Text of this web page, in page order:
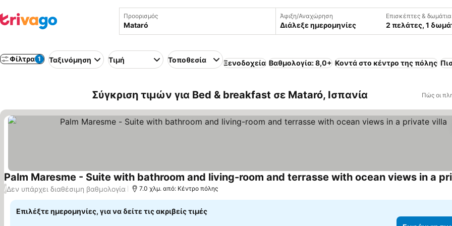
Προορισμός Άφιξη/Αναχώρηση
Διάλεξε ημερομηνίες
Επισκέπτες & δωμάτια
2 πελάτες, 1
Φίλτρα 1 Ταξινόμηση Τιμή Τοποθεσία Ξενοδοχεία Βαθμολογία: 8,0+ Κοντά στο κέντρο της πόλης
Σύγκριση τιμών για Bed & breakfast σε Mataró, Ισπανία Πώς οι
Εμφάνιση τιμών
/Δεν υπάρχει διαθέσιμη βαθμολογία 7.0 χλμ. από: Κέντρο πόλης
Επιλέξτε ημερομηνίες, για να δείτε τις ακριβείς τιμές